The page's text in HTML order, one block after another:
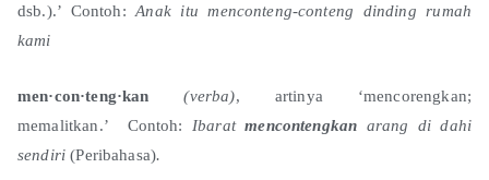
dsb.).’ Contoh:Anak itu menconteng-conteng dinding rumah
kami
men·con·teng·kan(verba), artinya ‘mencorengkan;
memalitkan.’ Contoh: Ibaratmencontengkan arang di dahi
sendiri(Peribahasa).